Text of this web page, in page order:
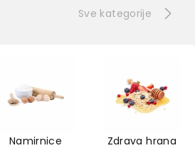
Sve kategorije
Namirnice Zdrava hrana